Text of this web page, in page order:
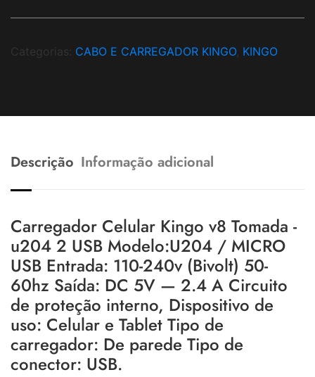
Categorias: CABO E CARREGADOR KINGO, KINGO
Descrição Informação adicional
Carregador Celular Kingo v8 Tomada -
u204 2 USB Modelo:U204 / MICRO
USB Entrada: 110-240v (Bivolt) 50-
60hz Saída: DC 5V — 2.4 A Circuito
de proteção interno, Dispositivo de
uso: Celular e Tablet Tipo de
carregador: De parede Tipo de
conector: USB.